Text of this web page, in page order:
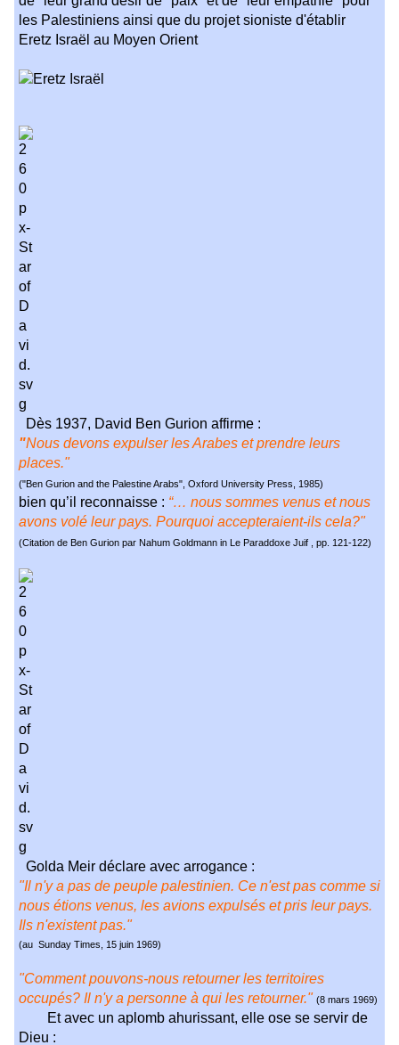
les Palestiniens ainsi que du projet sioniste d'établir
Eretz Israël au Moyen Orient
Dès 1937, David Ben Gurion affirme :
"Nous devons expulser les Arabes et prendre leurs
places."
("Ben Gurion and the Palestine Arabs", Oxford University Press, 1985)
bien qu’il reconnaisse : “… nous sommes venus et nous
avons volé leur pays. Pourquoi accepteraient-ils cela?"
(Citation de Ben Gurion par Nahum Goldmann in Le Paraddoxe Juif , pp. 121-122)
Golda Meir déclare avec arrogance :
"Il n'y a pas de peuple palestinien. Ce n'est pas comme si
nous étions venus, les avions expulsés et pris leur pays.
Ils n'existent pas."
(au Sunday Times, 15 juin 1969)
"Comment pouvons-nous retourner les territoires
occupés? Il n'y a personne à qui les retourner." (8 mars 1969)
Et avec un aplomb ahurissant, elle ose se servir de
Dieu :